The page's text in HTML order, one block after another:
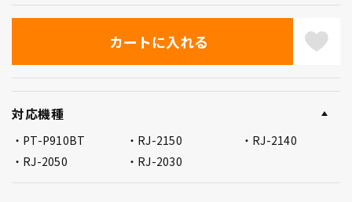
対応機種
PT-P910BT RJ-2150
RJ-2140
RJ-2050
RJ-2030